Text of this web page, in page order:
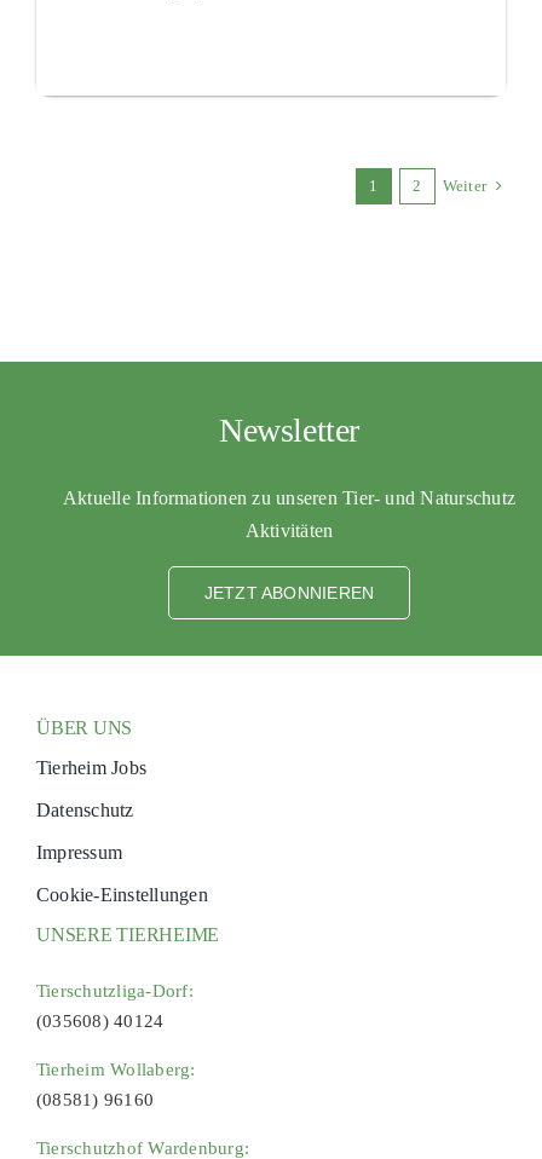
1 2 Weiter
Newsletter
Aktuelle Informationen zu unseren Tier- und Naturschutz
Aktivitäten
JETZT ABONNIEREN
ÜBER UNS
Tierheim Jobs
Datenschutz
Impressum
Cookie-Einstellungen
UNSERE TIERHEIME
Tierschutzliga-Dorf:
(035608) 40124
Tierheim Wollaberg:
(08581) 96160
Tierschutzhof Wardenburg: